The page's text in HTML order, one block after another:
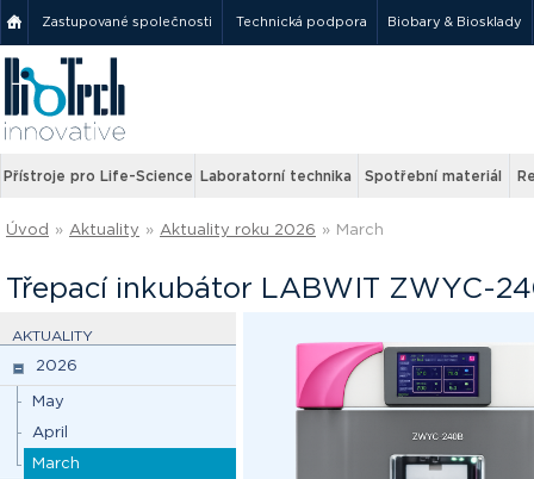
Zastupované společnosti Technická podpora Biobary & Biosklady
Přístroje pro Life-Science Laboratorní technika Spotřební materiál
Úvod » Aktuality » Aktuality roku 2026 » March
Třepací inkubátor LABWIT ZWYC-
AKTUALITY
2026
May
April
March